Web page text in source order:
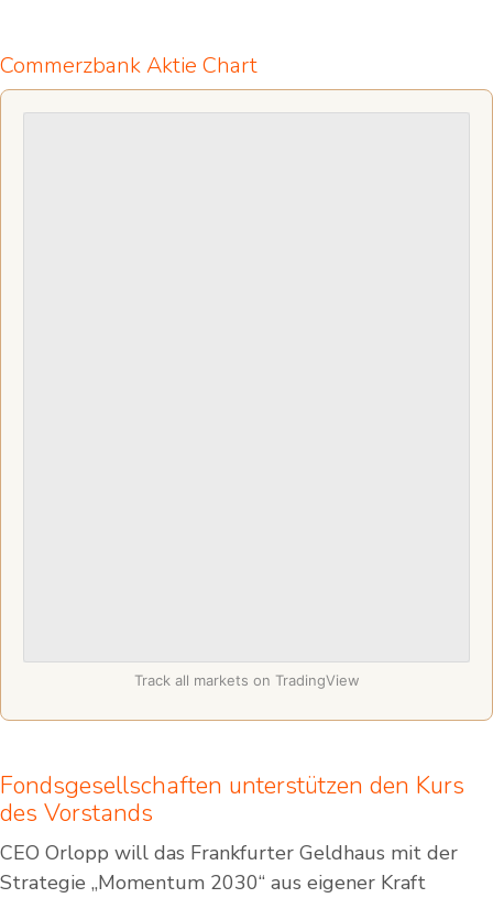
Commerzbank Aktie Chart
Track all markets on TradingView
Fondsgesellschaften unterstützen den Kurs
des Vorstands
CEO Orlopp will das Frankfurter Geldhaus mit der
Strategie „Momentum 2030“ aus eigener Kraft